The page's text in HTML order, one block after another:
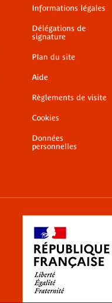
Informations légales
Délégations de
signature
Plan du site
Aide
Règlements de visite
Cookies
Données
personnelles